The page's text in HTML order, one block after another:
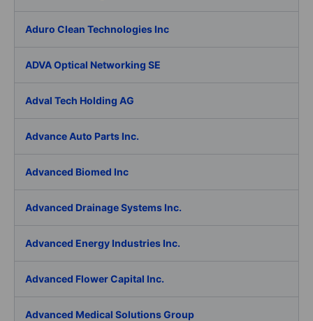
Aduro Clean Technologies Inc
ADVA Optical Networking SE
Adval Tech Holding AG
Advance Auto Parts Inc.
Advanced Biomed Inc
Advanced Drainage Systems Inc.
Advanced Energy Industries Inc.
Advanced Flower Capital Inc.
Advanced Medical Solutions Group